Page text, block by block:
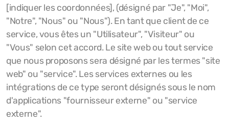
[indiquer les coordonnées], (désigné par "Je", "Moi",
"Notre", "Nous" ou "Nous"). En tant que client de ce
service, vous êtes un "Utilisateur", "Visiteur" ou
"Vous" selon cet accord. Le site web ou tout service
que nous proposons sera désigné par les termes "site
web" ou "service". Les services externes ou les
intégrations de ce type seront désignés sous le nom
d'applications "fournisseur externe" ou "service
externe".